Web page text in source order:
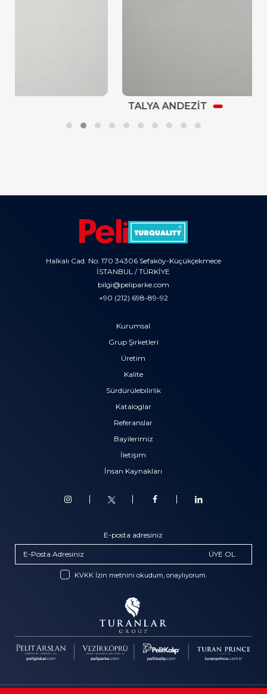
Halkalı Cad. No: 170 34306 Sefaköy-Küçükçekmece
İSTANBUL / TÜRKİYE
bilgi@peliparke.com
+90 (212) 698-89-92
Kurumsal
Grup Şirketleri
Üretim
Kalite
Sürdürülebilirlik
Kataloglar
Referanslar
Bayilerimiz
İletişim
İnsan Kaynakları
E-posta adresiniz
ÜYE OL
KVKK İzin metnini okudum, onaylıyorum.